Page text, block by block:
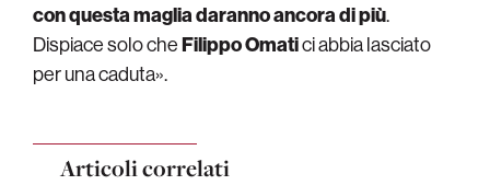
con questa maglia daranno ancora di più.
Dispiace solo cheFilippo Omatici abbia lasciato
per una caduta».
Articoli correlati